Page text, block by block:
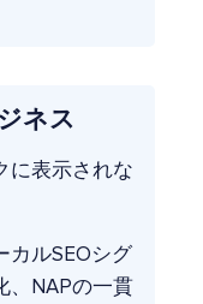
ネス
に表示されな
カルSEOシグ
、NAPの一貫